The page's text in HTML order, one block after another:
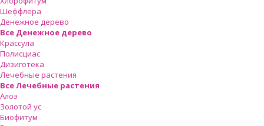
Шеффлера
Денежное дерево
Все Денежное дерево
Крассула
Полисциас
Дизиготека
Лечебные растения
Все Лечебные растения
Алоэ
Золотой ус
Биофитум